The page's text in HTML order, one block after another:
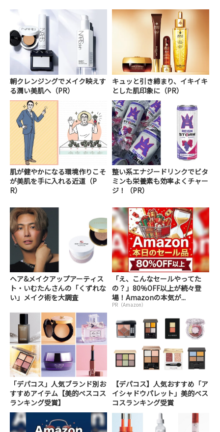
朝クレンジングでメイク映えす
る潤い美肌へ（PR）
キュッと引き締まり、イキイキ
とした肌印象に（PR）
肌が健やかになる環境作りこそ
が美肌を手に入れる近道（P
R）
整い系エナジードリンクでビタ
ミンも栄養素も効率よくチャー
ジ！（PR）
ヘア&メイクアップアーティス
ト・いむたんさんの「くずれな
い」メイク術を大調査
「え、こんなセールやってた
の？」80％OFF以上が続々登
場！Amazonの本気が...
PR（Amazon）
「デパコス」人気ブランド別お
すすめアイテム【美的ベスコス
ランキング受賞】
【デパコス】人気おすすめ「ア
イシャドウパレット」美的ベス
コスランキング受賞